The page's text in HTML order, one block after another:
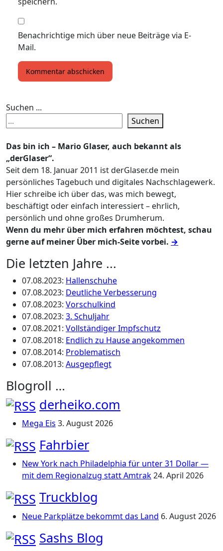
Benachrichtige mich über neue Beiträge via E-
Mail.
Suchen ...
Suchen
Das bin ich – Mario Glaser, auch bekannt als
„derGlaser“.
Seit dem 18. Januar 2011 ist derGlaser.de mein
persönliches Tagebuch und digitales Nachschlagewerk.
Hier schreibe ich über das, was mich bewegt,
beschäftigt oder einfach interessiert – ehrlich,
persönlich und ohne großes Drumherum.
Wenn du mehr über mich erfahren möchtest, schau
gerne auf meiner Über mich-Seite vorbei. →
Die letzten Jahre ...
07.08.2023: Hallenschuhe
07.08.2023: Deutliche Verbesserung
07.08.2023: Vorschulkind
07.08.2023: 3. Schuljahr
07.08.2021: Vollständiger Impfschutz
07.08.2018: Endlich zu Hause angekommen
07.08.2014: Problematisch
07.08.2013: Ausgepflegt
Blogroll …
derheiko.com
Mega Eis 3. August 2026
Fahrbier
New York nach Philadelphia für unter 31 Dollar —
mit dem Regionalzug statt Amtrak24. April 2026
Truckblog
Neue Parkplätze bekommt das Land 6. August 2026
Sashs Blog